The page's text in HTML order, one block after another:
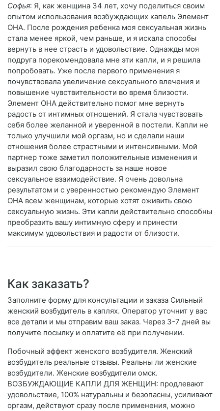
Софья: Я, как женщина 34 лет, хочу поделиться своим
опытом использования возбуждающих капель Элемент
ОНА. После рождения ребенка моя сексуальная жизнь
стала менее яркой, чем раньше, и я искала способы
вернуть в нее страсть и удовольствие. Однажды моя
подруга порекомендовала мне эти капли, и я решила
попробовать. Уже после первого применения я
почувствовала увеличение сексуального влечения и
повышение чувствительности во время близости.
Элемент ОНА действительно помог мне вернуть
радость от интимных отношений. Я стала чувствовать
себя более желанной и уверенной в постели. Капли не
только улучшили мой оргазм, но и сделали наши
отношения более страстными и интенсивными. Мой
партнер тоже заметил положительные изменения и
выразил свою благодарность за наше новое
сексуальное взаимодействие. Я очень довольна
результатом и с уверенностью рекомендую Элемент
ОНА всем женщинам, которые хотят оживить свою
сексуальную жизнь. Эти капли действительно способны
преобразить вашу интимную сферу и принести
максимум удовольствия и радости от близости.
Как заказать?
Заполните форму для консультации и заказа Сильный
женский возбудитель в каплях. Оператор уточнит у вас
все детали и мы отправим ваш заказ. Через 3-7 дней вы
получите посылку и оплатите её при получении.
Побочный эффект женского возбудителя. Женский
возбудитель реальные отзывы. Реальны ли женские
возбудители. Женские возбудители омск.
ВОЗБУЖДАЮЩИЕ КАПЛИ ДЛЯ ЖЕНЩИН: продлевают
удовольствие, 100% натуральны и безопасны, усиливают
оргазм, действуют сразу после применения, можно